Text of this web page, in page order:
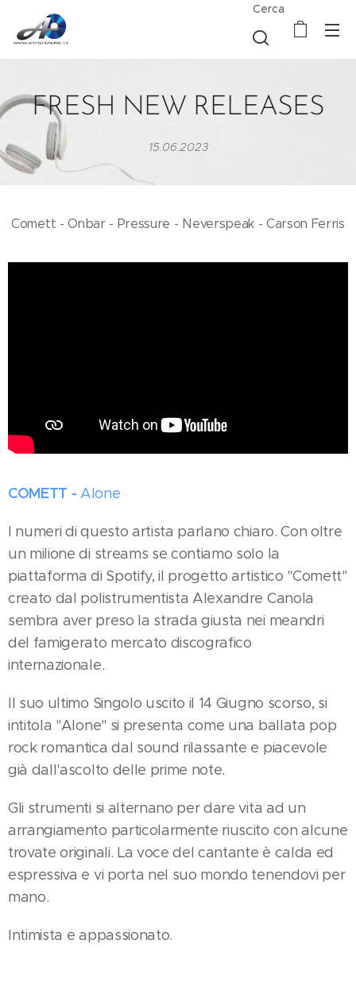
Cerca
FRESH NEW RELEASES
15.06.2023
Comett - Onbar - Pressure - Neverspeak - Carson Ferris
COMETT -Alone
I numeri di questo artista parlano chiaro. Con oltre
un milione di streams se contiamo solo la
piattaforma di Spotify, il progetto artistico "Comett"
creato dal polistrumentista Alexandre Canola
sembra aver preso la strada giusta nei meandri
del famigerato mercato discografico
internazionale.
Il suo ultimo Singolo uscito il 14 Giugno scorso, si
intitola "Alone" si presenta come una ballata pop
rock romantica dal sound rilassante e piacevole
già dall'ascolto delle prime note.
Gli strumenti si alternano per dare vita ad un
arrangiamento particolarmente riuscito con alcune
trovate originali. La voce del cantante è calda ed
espressiva e vi porta nel suo mondo tenendovi per
mano.
Intimista e appassionato.